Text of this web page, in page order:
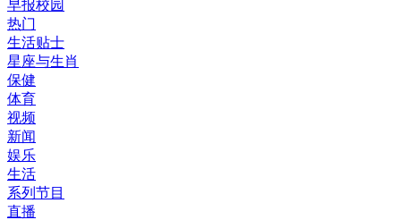
早报校园
热门
生活贴士
星座与生肖
保健
体育
视频
新闻
娱乐
生活
系列节目
直播